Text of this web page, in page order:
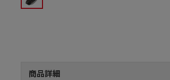
商品詳細